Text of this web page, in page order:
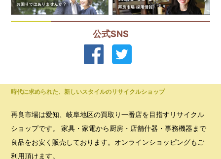
公式SNS
時代に求められた、新しいスタイルのリサイクルショップ
再良市場は愛知、岐阜地区の買取り一番店を目指すリサイクル
ショップです。 家具・家電から厨房・店舗什器・事務機器まで
良品をお安く販売しております。オンラインショッピングもご
利用頂けます。